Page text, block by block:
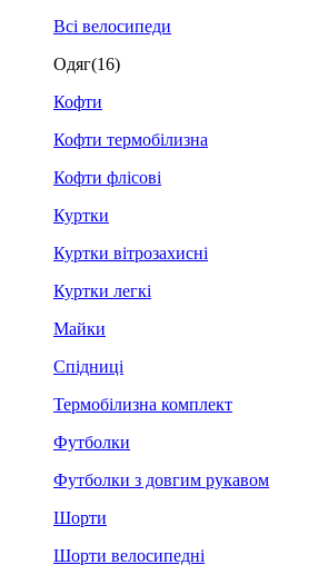
Всі велосипеди
Одяг(16)
Кофти
Кофти термобілизна
Кофти флісові
Куртки
Куртки вітрозахисні
Куртки легкі
Майки
Спідниці
Термобілизна комплект
Футболки
Футболки з довгим рукавом
Шорти
Шорти велосипедні